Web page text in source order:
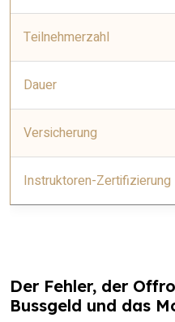
Teilnehmerzahl
Dauer
Versicherung
Instruktoren-Zertifizierung
Der Fehler, der
Bussgeld und das